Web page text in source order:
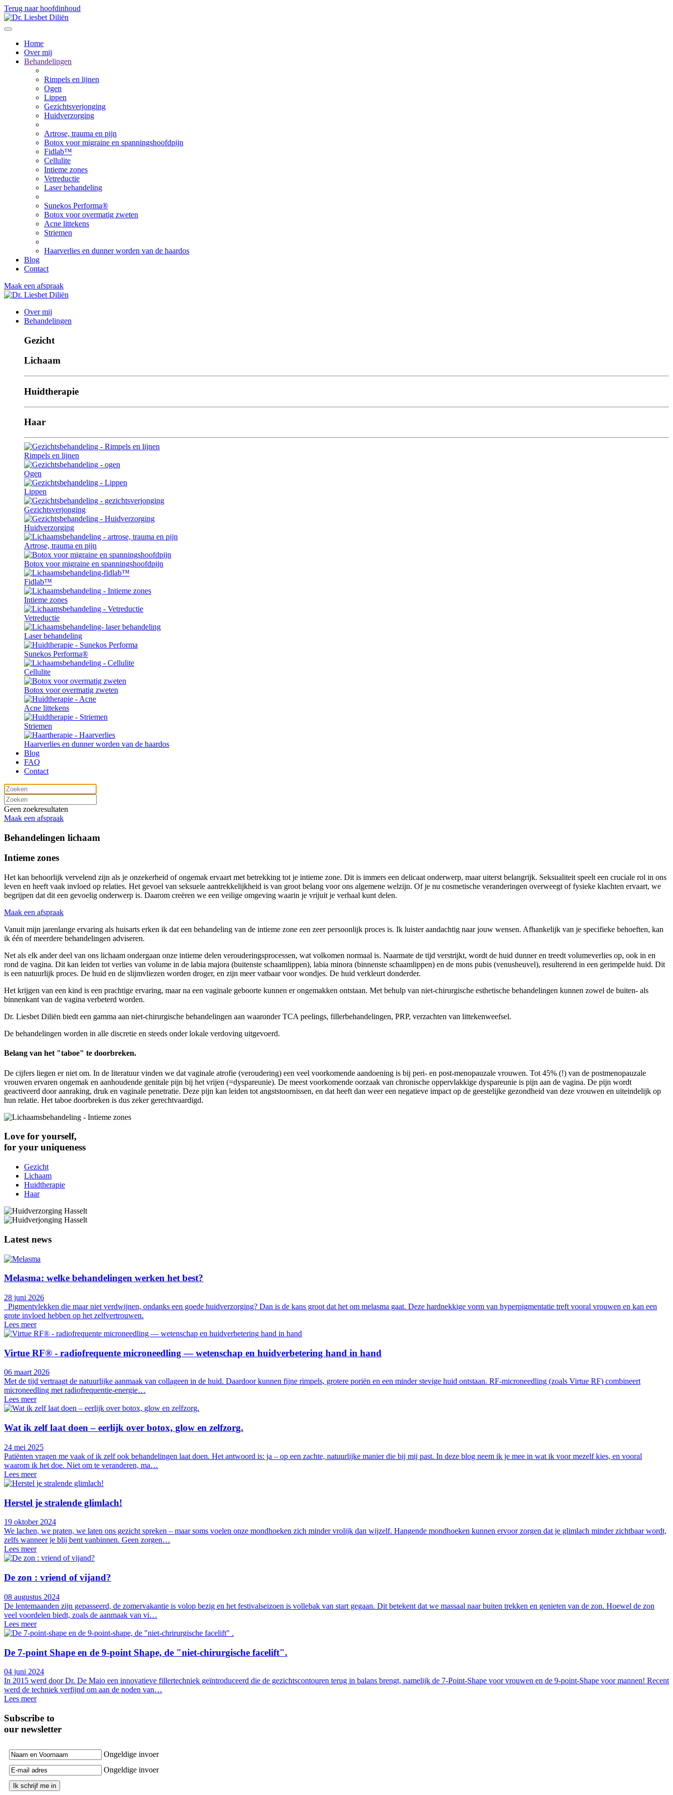
Terug naar hoofdinhoud
Home
Over mij
Behandelingen
Rimpels en lijnen
Ogen
Lippen
Gezichtsverjonging
Huidverzorging
Artrose, trauma en pijn
Botox voor migraine en spanningshoofdpijn
Fidlab™
Cellulite
Intieme zones
Vetreductie
Laser behandeling
Sunekos Performa®
Botox voor overmatig zweten
Acne littekens
Striemen
Haarverlies en dunner worden van de haardos
Blog
Contact
Maak een afspraak
Over mij
Behandelingen
Gezicht
Lichaam
Huidtherapie
Haar
Rimpels en lijnen
Ogen
Lippen
Gezichtsverjonging
Huidverzorging
Artrose, trauma en pijn
Botox voor migraine en spanningshoofdpijn
Fidlab™
Intieme zones
Vetreductie
Laser behandeling
Sunekos Performa®
Cellulite
Botox voor overmatig zweten
Acne littekens
Striemen
Haarverlies en dunner worden van de haardos
Blog
FAQ
Contact
Geen zoekresultaten
Maak een afspraak
Behandelingen lichaam
Intieme zones
Het kan behoorlijk vervelend zijn als je onzekerheid of ongemak ervaart met betrekking tot je intieme zone. Dit is immers een delicaat onderwerp, maar uiterst belangrijk. Seksualiteit speelt een cruciale rol in ons
leven en heeft vaak invloed op relaties. Het gevoel van seksuele aantrekkelijkheid is van groot belang voor ons algemene welzijn. Of je nu cosmetische veranderingen overweegt of fysieke klachten ervaart, we
begrijpen dat dit een gevoelig onderwerp is. Daarom creëren we een veilige omgeving waarin je vrijuit je verhaal kunt delen.
Maak een afspraak
Vanuit mijn jarenlange ervaring als huisarts erken ik dat een behandeling van de intieme zone een zeer persoonlijk proces is. Ik luister aandachtig naar jouw wensen. Afhankelijk van je specifieke behoeften, kan
ik één of meerdere behandelingen adviseren.
Net als elk ander deel van ons lichaam ondergaan onze intieme delen verouderingsprocessen, wat volkomen normaal is. Naarmate de tijd verstrijkt, wordt de huid dunner en treedt volumeverlies op, ook in en
rond de vagina. Dit kan leiden tot verlies van volume in de labia majora (buitenste schaamlippen), labia minora (binnenste schaamlippen) en de mons pubis (venusheuvel), resulterend in een gerimpelde huid. Dit
is een natuurlijk proces. De huid en de slijmvliezen worden droger, en zijn meer vatbaar voor wondjes. De huid verkleurt donderder.
Het krijgen van een kind is een prachtige ervaring, maar na een vaginale geboorte kunnen er ongemakken ontstaan. Met behulp van niet-chirurgische esthetische behandelingen kunnen zowel de buiten- als
binnenkant van de vagina verbeterd worden.
Dr. Liesbet Diliën biedt een gamma aan niet-chirurgische behandelingen aan waaronder TCA peelings, fillerbehandelingen, PRP, verzachten van littekenweefsel.
De behandelingen worden in alle discretie en steeds onder lokale verdoving uitgevoerd.
Belang van het "taboe" te doorbreken.
De cijfers liegen er niet om. In de literatuur vinden we dat vaginale atrofie (veroudering) een veel voorkomende aandoening is bij peri- en post-menopauzale vrouwen. Tot 45% (!) van de postmenopauzale
vrouwen ervaren ongemak en aanhoudende genitale pijn bij het vrijen (=dyspareunie). De meest voorkomende oorzaak van chronische oppervlakkige dyspareunie is pijn aan de vagina. De pijn wordt
geactiveerd door aanraking, druk en vaginale penetratie. Deze pijn kan leiden tot angststoornissen, en dat heeft dan weer een negatieve impact op de geestelijke gezondheid van deze vrouwen en uiteindelijk op
hun relatie. Het taboe doorbreken is dus zeker gerechtvaardigd.
Love for yourself,
for your uniqueness
Gezicht
Lichaam
Huidtherapie
Haar
Latest news
Melasma: welke behandelingen werken het best?
28 juni 2026
Pigmentvlekken die maar niet verdwijnen, ondanks een goede huidverzorging? Dan is de kans groot dat het om melasma gaat. Deze hardnekkige vorm van hyperpigmentatie treft vooral vrouwen en kan een
grote invloed hebben op het zelfvertrouwen.
Lees meer
Virtue RF® - radiofrequente microneedling — wetenschap en huidverbetering hand in hand
06 maart 2026
Met de tijd vertraagt de natuurlijke aanmaak van collageen in de huid. Daardoor kunnen fijne rimpels, grotere poriën en een minder stevige huid ontstaan. RF-microneedling (zoals Virtue RF) combineert
microneedling met radiofrequentie-energie…
Lees meer
Wat ik zelf laat doen – eerlijk over botox, glow en zelfzorg.
24 mei 2025
Patiënten vragen me vaak of ik zelf ook behandelingen laat doen. Het antwoord is: ja – op een zachte, natuurlijke manier die bij mij past. In deze blog neem ik je mee in wat ik voor mezelf kies, en vooral
waarom ik het doe. Niet om te veranderen, ma…
Lees meer
Herstel je stralende glimlach!
19 oktober 2024
We lachen, we praten, we laten ons gezicht spreken – maar soms voelen onze mondhoeken zich minder vrolijk dan wijzelf. Hangende mondhoeken kunnen ervoor zorgen dat je glimlach minder zichtbaar wordt,
zelfs wanneer je blij bent vanbinnen. Geen zorgen…
Lees meer
De zon : vriend of vijand?
08 augustus 2024
De lentemaanden zijn gepasseerd, de zomervakantie is volop bezig en het festivalseizoen is vollebak van start gegaan. Dit betekent dat we massaal naar buiten trekken en genieten van de zon. Hoewel de zon
veel voordelen biedt, zoals de aanmaak van vi…
Lees meer
De 7-point Shape en de 9-point Shape, de "niet-chirurgische facelift".
04 juni 2024
In 2015 werd door Dr. De Maio een innovatieve fillertechniek geïntroduceerd die de gezichtscontouren terug in balans brengt, namelijk de 7-Point-Shape voor vrouwen en de 9-point-Shape voor mannen! Recent
werd de techniek verfijnd om aan de noden van…
Lees meer
Subscribe to
our newsletter
Ongeldige invoer
Ongeldige invoer
Ik schrijf me in